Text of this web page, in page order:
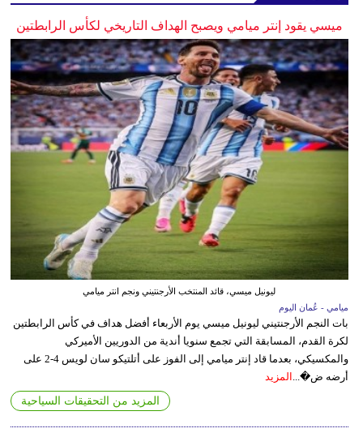
ميسي يقود إنتر ميامي ويصبح الهداف التاريخي لكأس الرابطتين
ليونيل ميسي، قائد المنتخب الأرجنتيني ونجم انتر ميامي
ميامي - عُمان اليوم
بات النجم الأرجنتيني ليونيل ميسي يوم الأربعاء أفضل هداف في كأس الرابطتين
لكرة القدم، المسابقة التي تجمع سنويا أندية من الدوريين الأميركي
والمكسيكي، بعدما قاد إنتر ميامي إلى الفوز على أتلتيكو سان لويس 4-2 على
أرضه ض�... المزيد
المزيد من التحقيقات السياحية